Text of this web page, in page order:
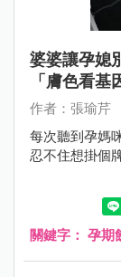
婆婆讓孕媳
「膚色看基
作者：張瑜芹
每次聽到孕媽
忍不住想掛個
關鍵字： 孕期